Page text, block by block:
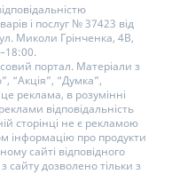
і послуг № 37423 від
Миколи Грінченка, 4В,
портал. Матеріали з
“Акція”, “Думка”,
реклама, в розумінні
відповідальність
сторінці не є рекламою
інформацію про продукти
сайті відповідного
сайту дозволено тільки з